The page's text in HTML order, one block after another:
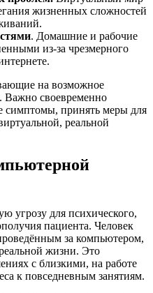
жизненных сложностей
. Домашние и рабочие
из-за чрезмерного
на возможное
Важно своевременно
симптомы, принять меры для
реальной
угрозу для психического,
пациента. Человек
за компьютером,
жизни. Это
с близкими, на работе
к повседневным занятиям.